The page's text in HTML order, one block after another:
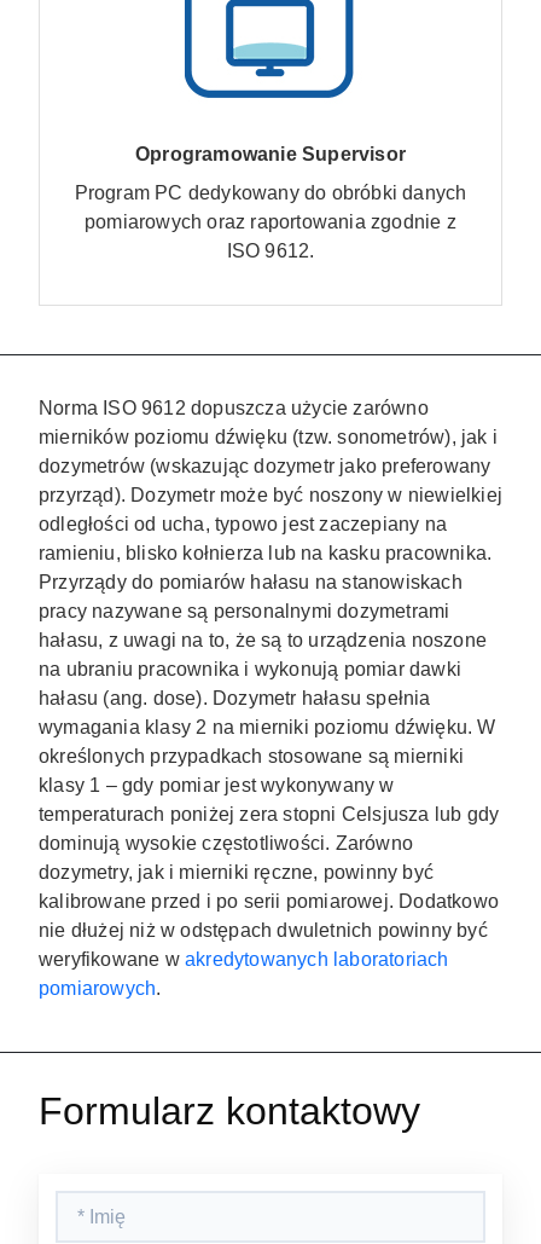
Oprogramowanie Supervisor
Program PC dedykowany do obróbki danych
pomiarowych oraz raportowania zgodnie z
ISO 9612.
Norma ISO 9612 dopuszcza użycie zarówno
mierników poziomu dźwięku (tzw. sonometrów), jak i
dozymetrów (wskazując dozymetr jako preferowany
przyrząd). Dozymetr może być noszony w niewielkiej
odległości od ucha, typowo jest zaczepiany na
ramieniu, blisko kołnierza lub na kasku pracownika.
Przyrządy do pomiarów hałasu na stanowiskach
pracy nazywane są personalnymi dozymetrami
hałasu, z uwagi na to, że są to urządzenia noszone
na ubraniu pracownika i wykonują pomiar dawki
hałasu (ang. dose). Dozymetr hałasu spełnia
wymagania klasy 2 na mierniki poziomu dźwięku. W
określonych przypadkach stosowane są mierniki
klasy 1 – gdy pomiar jest wykonywany w
temperaturach poniżej zera stopni Celsjusza lub gdy
dominują wysokie częstotliwości. Zarówno
dozymetry, jak i mierniki ręczne, powinny być
kalibrowane przed i po serii pomiarowej. Dodatkowo
nie dłużej niż w odstępach dwuletnich powinny być
weryfikowane w akredytowanych laboratoriach
pomiarowych.
Formularz kontaktowy